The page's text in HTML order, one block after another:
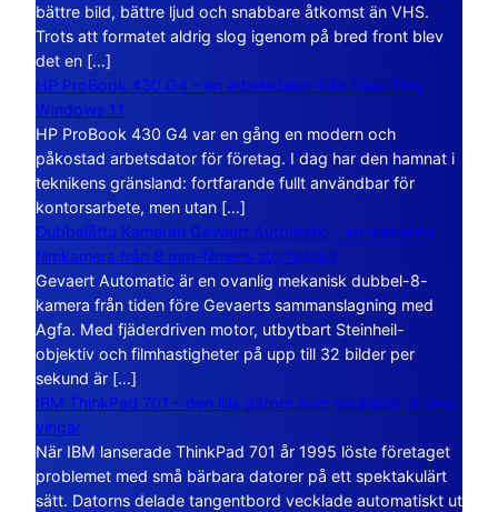
bättre bild, bättre ljud och snabbare åtkomst än VHS.
Trots att formatet aldrig slog igenom på bred front blev
det en […]
HP ProBook 430 G4 – en arbetsdator från tiden före
Windows 11
HP ProBook 430 G4 var en gång en modern och
påkostad arbetsdator för företag. I dag har den hamnat i
teknikens gränsland: fortfarande fullt användbar för
kontorsarbete, men utan […]
Dubbelåtta Kameran Gevaert Automatic – en mekanisk
filmkamera från 8 mm-filmens storhetstid
Gevaert Automatic är en ovanlig mekanisk dubbel-8-
kamera från tiden före Gevaerts sammanslagning med
Agfa. Med fjäderdriven motor, utbytbart Steinheil-
objektiv och filmhastigheter på upp till 32 bilder per
sekund är […]
IBM ThinkPad 701 – den lilla datorn som vecklade ut sina
vingar
När IBM lanserade ThinkPad 701 år 1995 löste företaget
problemet med små bärbara datorer på ett spektakulärt
sätt. Datorns delade tangentbord vecklade automatiskt ut